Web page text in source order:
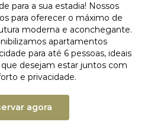
para a sua estadia! Nossos
para oferecer o máximo de
moderna e aconchegante.
apartamentos
para até 6 pessoas, ideais
desejam estar juntos com
e privacidade.
agora